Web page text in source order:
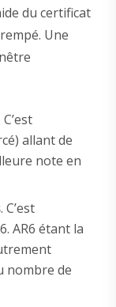
du certificat
Une
C’est
allant de
note en
. C’est
AR6 étant la
nombre de